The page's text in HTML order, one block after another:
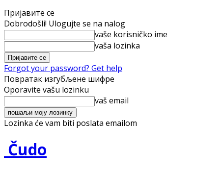
Пријавите се
Dobrodošli! Ulogujte se na nalog
vaše korisničko ime
vaša lozinka
Forgot your password? Get help
Повратак изгубљене шифре
Oporavite vašu lozinku
vaš email
Lozinka će vam biti poslata emailom
Čudo